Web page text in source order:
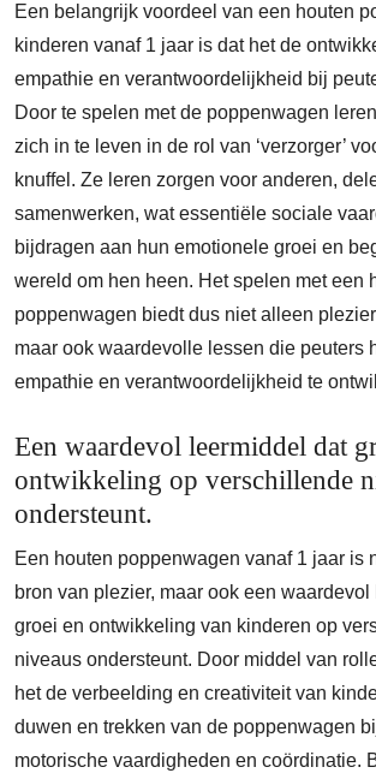
Een belangrijk voordeel van een houten
kinderen vanaf 1 jaar is dat het de
empathie en verantwoordelijkheid bij
Door te spelen met de poppenwagen
zich in te leven in de rol van ‘verzorger’
knuffel. Ze leren zorgen voor anderen,
samenwerken, wat essentiële sociale
bijdragen aan hun emotionele groei en
wereld om hen heen. Het spelen met een
poppenwagen biedt dus niet alleen
maar ook waardevolle lessen die peuters
empathie en verantwoordelijkheid te
Een waardevol leermiddel dat
ontwikkeling op verschillende
ondersteunt.
Een houten poppenwagen vanaf 1 jaar is
bron van plezier, maar ook een
groei en ontwikkeling van kinderen op
niveaus ondersteunt. Door middel van
het de verbeelding en creativiteit van
duwen en trekken van de poppenwagen
motorische vaardigheden en coördinatie.